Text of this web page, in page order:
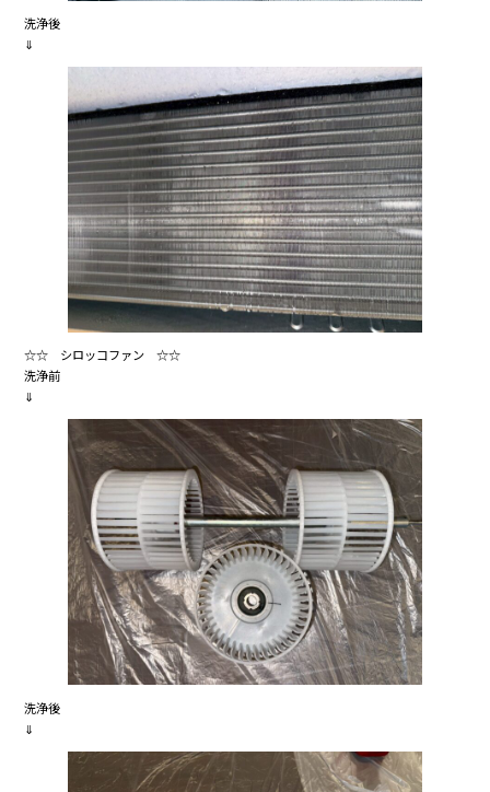
洗浄後
⇓
☆☆ シロッコファン ☆☆
洗浄前
⇓
洗浄後
⇓